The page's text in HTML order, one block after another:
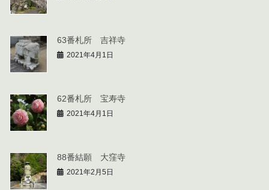
63番札所 吉祥寺
2021年4月1日
62番札所 宝寿寺
2021年4月1日
88番結願 大窪寺
2021年2月5日